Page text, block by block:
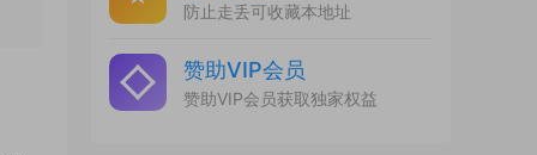
防止走丢可收藏本地址
赞助VIP会员
赞助VIP会员获取独家权益